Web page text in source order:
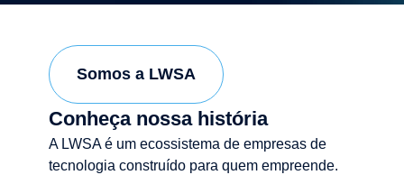
Somos a LWSA
Conheça nossa história
A LWSA é um ecossistema de empresas de
tecnologia construído para quem empreende.